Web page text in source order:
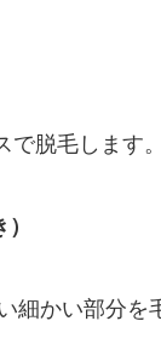
脱毛します。
細かい部分を